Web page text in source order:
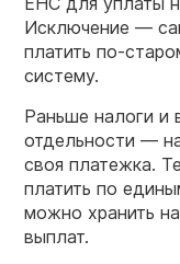
Исключение —
платить по-
систему.
Раньше налоги и
отдельности —
своя платежка.
платить по
можно хранить
выплат.